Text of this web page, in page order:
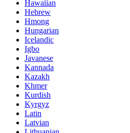
Hawaiian
Hebrew
Hmong
Hungarian
Icelandic
Igbo
Javanese
Kannada
Kazakh
Khmer
Kurdish
Kyrgyz
Latin
Latvian